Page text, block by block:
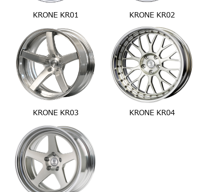
KRONE KR01 KRONE KR02
KRONE KR03 KRONE KR04